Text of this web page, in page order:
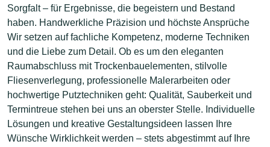
Sorgfalt – für Ergebnisse, die begeistern und Bestand
haben. Handwerkliche Präzision und höchste Ansprüche
Wir setzen auf fachliche Kompetenz, moderne Techniken
und die Liebe zum Detail. Ob es um den eleganten
Raumabschluss mit Trockenbauelementen, stilvolle
Fliesenverlegung, professionelle Malerarbeiten oder
hochwertige Putztechniken geht: Qualität, Sauberkeit und
Termintreue stehen bei uns an oberster Stelle. Individuelle
Lösungen und kreative Gestaltungsideen lassen Ihre
Wünsche Wirklichkeit werden – stets abgestimmt auf Ihre